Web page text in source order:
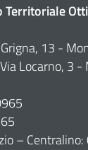
Territoriale
13 -
Locarno, 3 -
–